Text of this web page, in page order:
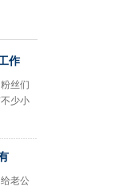
作
丝们
少小
老公